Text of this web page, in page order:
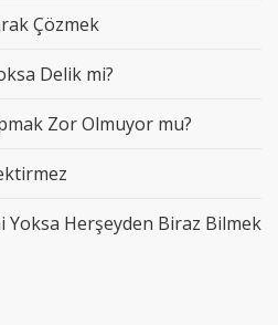
Çözmek
Delik mi?
Zor Olmuyor mu?
Yoksa Herşeyden Biraz Bilmek